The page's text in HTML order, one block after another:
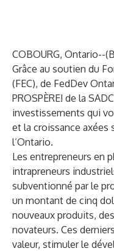
COBOURG, Ontario--(
Grâce au soutien du
(FEC), de FedDev
PROSPÈRE! de la
investissements qui
et la croissance axées
l’Ontario.
Les entrepreneurs en
intrapreneurs
subventionné par le
un montant de cinq
nouveaux produits,
novateurs. Ces
valeur, stimuler le